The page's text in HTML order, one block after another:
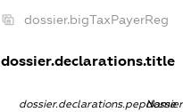
dossier.bigTaxPayerReg
dossier.declarations.title
dossier.declarations.pepName